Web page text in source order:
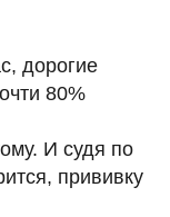
дорогие
80%
И судя по
прививку